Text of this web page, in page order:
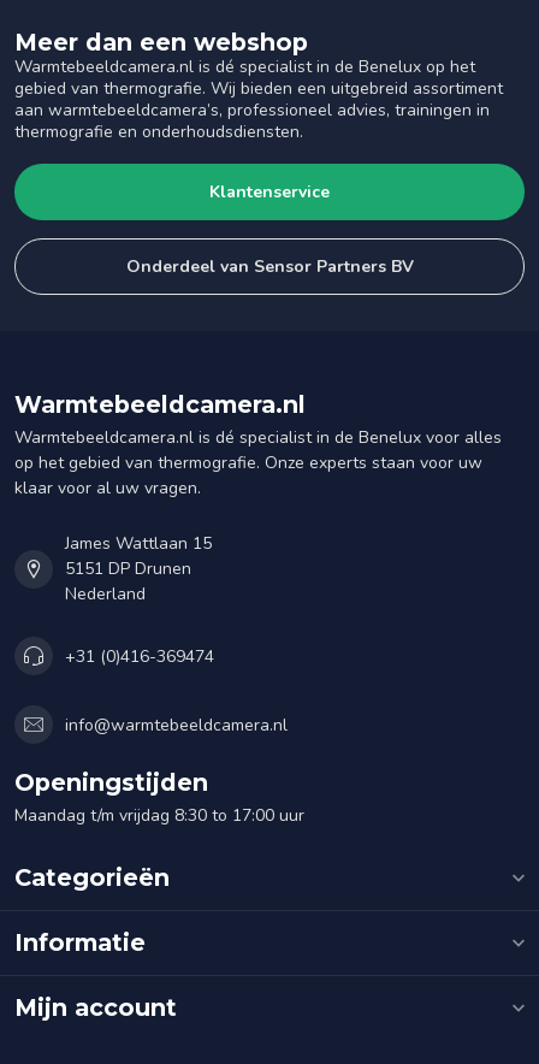
Meer dan een webshop
Warmtebeeldcamera.nl is dé specialist in de Benelux op het
gebied van thermografie. Wij bieden een uitgebreid assortiment
aan warmtebeeldcamera’s, professioneel advies, trainingen in
thermografie en onderhoudsdiensten.
Klantenservice
Onderdeel van Sensor Partners BV
Warmtebeeldcamera.nl
Warmtebeeldcamera.nl is dé specialist in de Benelux voor alles
op het gebied van thermografie. Onze experts staan voor uw
klaar voor al uw vragen.
James Wattlaan 15
5151 DP Drunen
Nederland
+31 (0)416-369474
info@warmtebeeldcamera.nl
Openingstijden
Maandag t/m vrijdag 8:30 to 17:00 uur
Categorieën
Informatie
Mijn account